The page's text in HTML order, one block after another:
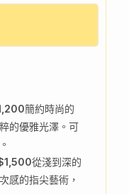
簡約時尚的
的優雅光澤。可
從淺到深的
感的指尖藝術，